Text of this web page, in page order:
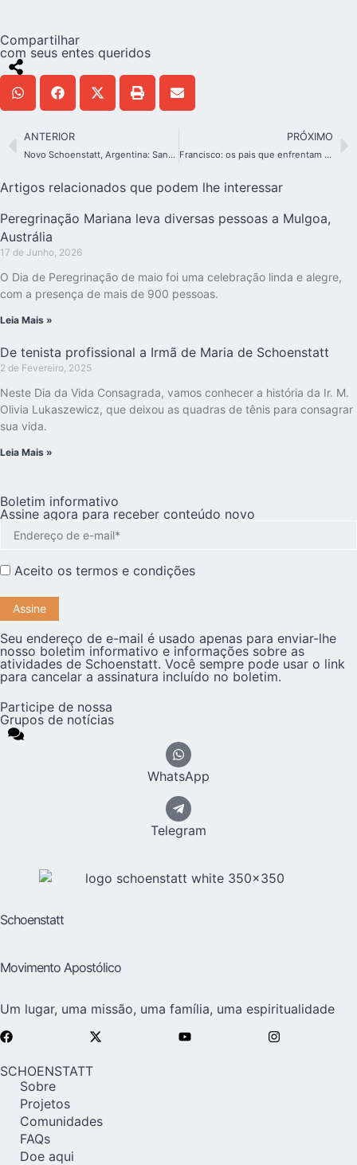
Compartilhar
com seus entes queridos
ANTERIOR
Novo Schoenstatt, Argentina: Santuário do Pai – Parte III
PRÓXIMO
Francisco: os pais que enfrentam todos os desafios pelos filhos são heróis
Artigos relacionados que podem lhe interessar
Peregrinação Mariana leva diversas pessoas a Mulgoa,
Austrália
17 de Junho, 2026
O Dia de Peregrinação de maio foi uma celebração linda e alegre,
com a presença de mais de 900 pessoas.
Leia Mais »
De tenista profissional a Irmã de Maria de Schoenstatt
2 de Fevereiro, 2025
Neste Dia da Vida Consagrada, vamos conhecer a história da Ir. M.
Olivia Lukaszewicz, que deixou as quadras de tênis para consagrar
sua vida.
Leia Mais »
Boletim informativo
Assine agora para receber conteúdo novo
Aceito os termos e condições
Seu endereço de e-mail é usado apenas para enviar-lhe
nosso boletim informativo e informações sobre as
atividades de Schoenstatt. Você sempre pode usar o link
para cancelar a assinatura incluído no boletim.
Participe de nossa
Grupos de notícias
WhatsApp
Telegram
Schoenstatt
Movimento Apostólico
Um lugar, uma missão, uma família, uma espiritualidade
SCHOENSTATT
Sobre
Projetos
Comunidades
FAQs
Doe aqui